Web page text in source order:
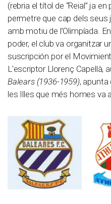
(rebria el títol de “Reial” ja
permetre que cap dels
amb motiu de l’Olimpíada.
poder, el club va organitzar
suscripción por el
L’escriptor Llorenç Capellà,
Balears (1936-1959), apunta
les Illes que més homes va